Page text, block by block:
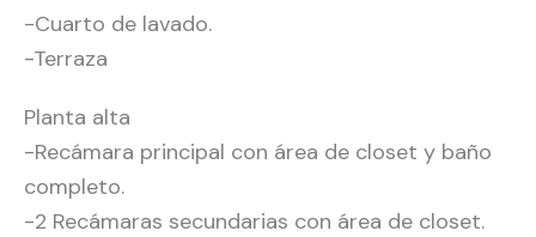
-Cuarto de lavado.
-Terraza
Planta alta
-Recámara principal con área de closet y baño
completo.
-2 Recámaras secundarias con área de closet.